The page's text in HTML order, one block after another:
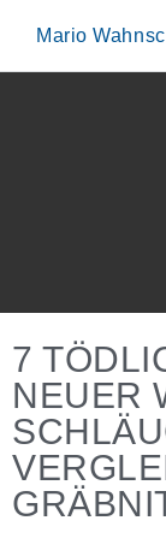
Mario
7
NEUER